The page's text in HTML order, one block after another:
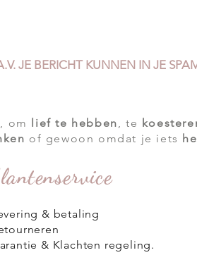
JE BERICHT KUNNEN IN JE
, om lief te hebben, te
of gewoon omdat je iets
& betaling
& Klachten regeling.